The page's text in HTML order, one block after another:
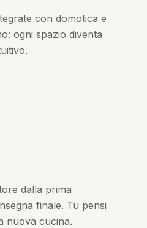
con domotica e
ogni spazio diventa
dalla prima
finale. Tu pensi
nuova cucina.